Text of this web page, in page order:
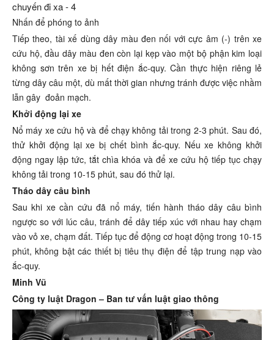
Nhấn để phóng to ảnh
Tiếp theo, tài xế dùng dây màu đen nối với cực âm (-) trên xe
cứu hộ, đầu dây màu đen còn lại kẹp vào một bộ phận kim loại
không sơn trên xe bị hết điện ắc-quy. Cần thực hiện riêng lẻ
từng dây câu một, dù mất thời gian nhưng tránh được việc nhầm
lẫn gây đoản mạch.
Khởi động lại xe
Nổ máy xe cứu hộ và để chạy không tải trong 2-3 phút. Sau đó,
thử khởi động lại xe bị chết bình ắc-quy. Nếu xe không khởi
động ngay lập tức, tắt chìa khóa và để xe cứu hộ tiếp tục chạy
không tải trong 10-15 phút, sau đó thử lại.
Tháo dây câu bình
Sau khi xe cần cứu đã nổ máy, tiến hành tháo dây câu bình
ngược so với lúc câu, tránh để dây tiếp xúc với nhau hay chạm
vào vỏ xe, chạm đất. Tiếp tục để động cơ hoạt động trong 10-15
phút, không bật các thiết bị tiêu thụ điện để tập trung nạp vào
ắc-quy.
Minh Vũ
Công ty luật Dragon – Ban tư vấn luật giao thông